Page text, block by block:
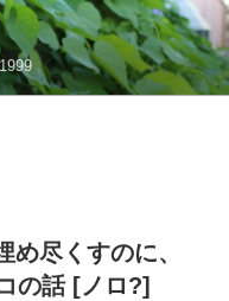
尽くすのに、
の話 [ノロ?]